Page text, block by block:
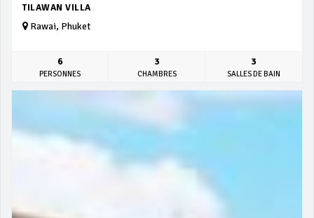
TILAWAN VILLA
Rawai, Phuket
6
PERSONNES
3
CHAMBRES
3
SALLES DE BAIN